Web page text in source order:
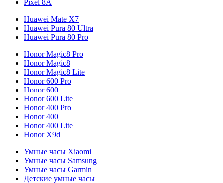
Pixel 8A
Huawei Mate X7
Huawei Pura 80 Ultra
Huawei Pura 80 Pro
Honor Magic8 Pro
Honor Magic8
Honor Magic8 Lite
Honor 600 Pro
Honor 600
Honor 600 Lite
Honor 400 Pro
Honor 400
Honor 400 Lite
Honor X9d
Умные часы Xiaomi
Умные часы Samsung
Умные часы Garmin
Детские умные часы